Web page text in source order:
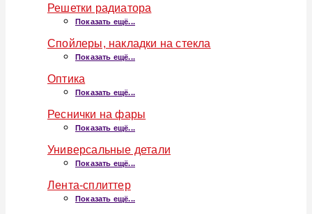
Решетки радиатора
Показать ещё...
Спойлеры, накладки на стекла
Показать ещё...
Оптика
Показать ещё...
Реснички на фары
Показать ещё...
Универсальные детали
Показать ещё...
Лента-сплиттер
Показать ещё...